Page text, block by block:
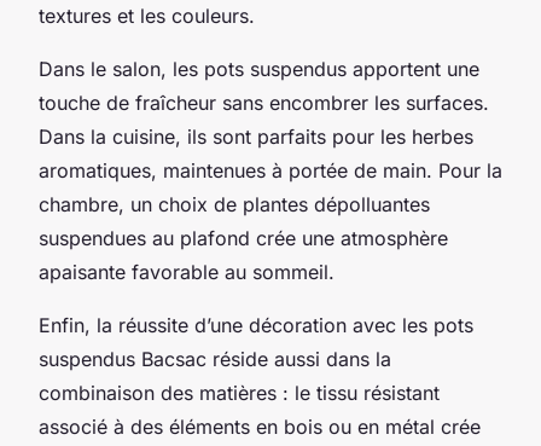
textures et les couleurs.
Dans le salon, les pots suspendus apportent une
touche de fraîcheur sans encombrer les surfaces.
Dans la cuisine, ils sont parfaits pour les herbes
aromatiques, maintenues à portée de main. Pour la
chambre, un choix de plantes dépolluantes
suspendues au plafond crée une atmosphère
apaisante favorable au sommeil.
Enfin, la réussite d’une décoration avec les pots
suspendus Bacsac réside aussi dans la
combinaison des matières : le tissu résistant
associé à des éléments en bois ou en métal crée